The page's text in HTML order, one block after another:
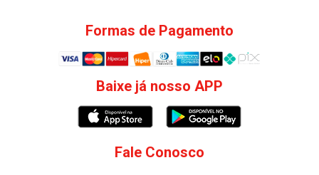
Formas de Pagamento
Baixe já nosso APP
Fale Conosco